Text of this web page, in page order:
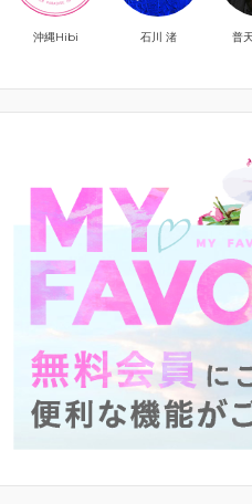
沖縄Hibi 石川 渚 普